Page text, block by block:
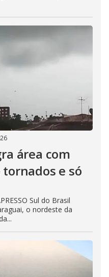
área com
e só
Sul do Brasil
o nordeste da